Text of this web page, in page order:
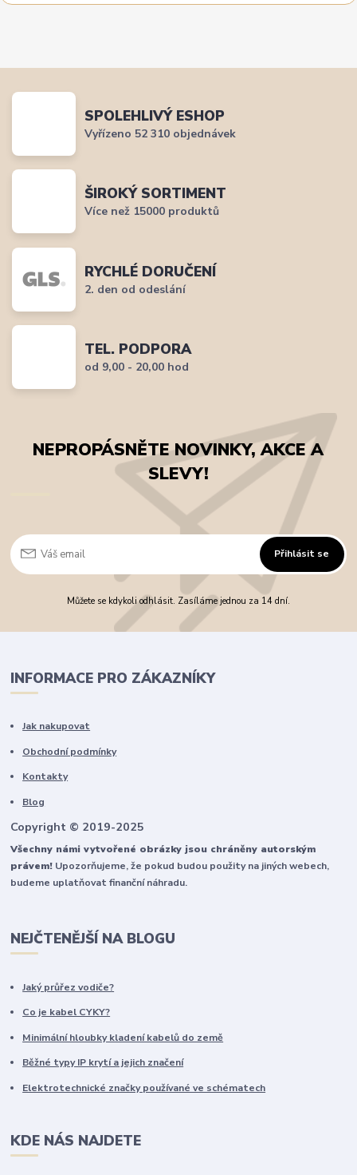
SPOLEHLIVÝ ESHOP
Vyřízeno 52 310 objednávek
ŠIROKÝ SORTIMENT
Více než 15000 produktů
RYCHLÉ DORUČENÍ
2. den od odeslání
TEL. PODPORA
od 9,00 - 20,00 hod
NEPROPÁSNĚTE NOVINKY, AKCE A
SLEVY!
Přihlásit se
Můžete se kdykoli odhlásit. Zasíláme jednou za 14 dní.
INFORMACE PRO ZÁKAZNÍKY
Jak nakupovat
Obchodní podmínky
Kontakty
Blog
Copyright © 2019-2025
Všechny námi vytvořené obrázky jsou chráněny autorským
právem! Upozorňujeme, že pokud budou použity na jiných webech,
budeme uplatňovat finanční náhradu.
NEJČTENĚJŠÍ NA BLOGU
Jaký průřez vodiče?
Co je kabel CYKY?
Minimální hloubky kladení kabelů do země
Běžné typy IP krytí a jejich značení
Elektrotechnické značky používané ve schématech
KDE NÁS NAJDETE